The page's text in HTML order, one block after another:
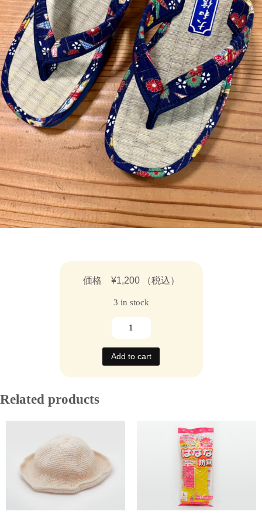
価格 ¥1,200（税込）
3 in stock
サ
ン
ダ
ル
quantity
Add to cart
Related products